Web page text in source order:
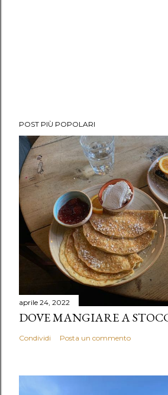
POST PIÙ POPOLARI
aprile 24, 2022
DOVE MANGIARE A
Condividi Posta un commento